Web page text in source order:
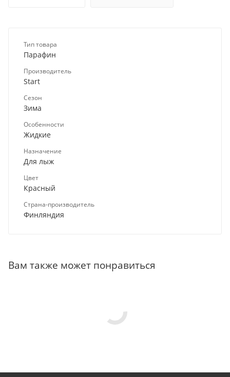
Тип товара
Парафин
Производитель
Start
Сезон
Зима
Особенности
Жидкие
Назначение
Для лыж
Цвет
Красный
Страна-производитель
Финляндия
Вам также может понравиться